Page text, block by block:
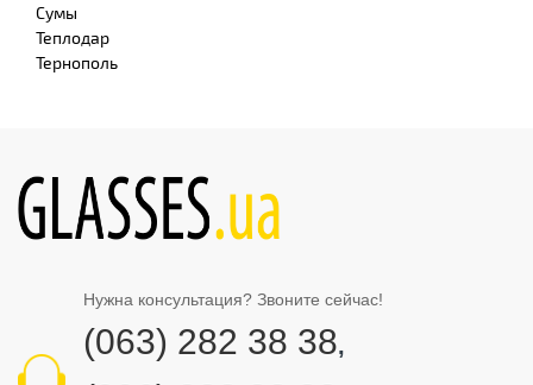
Сумы
Теплодар
Тернополь
Нужна консультация? Звоните сейчас!
(063) 282 38 38,